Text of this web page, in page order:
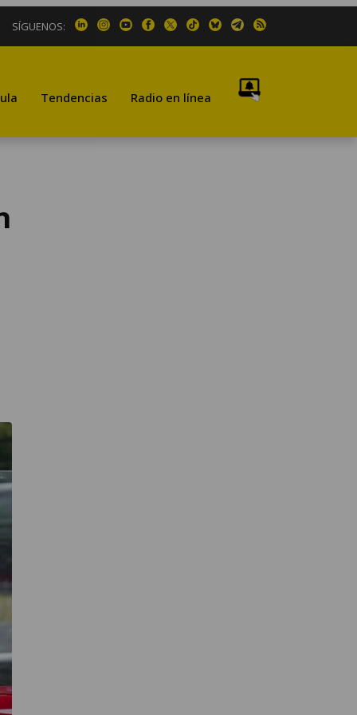
SÍGUENOS:
Tendencias Radio en línea